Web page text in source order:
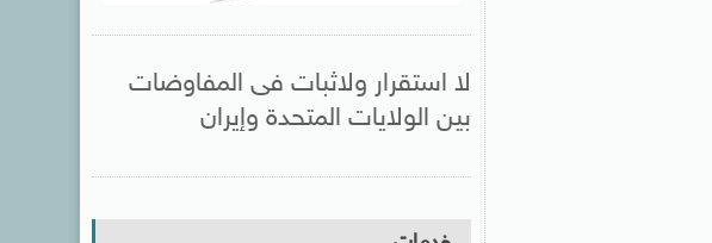
لا استقرار ولاثبات فى المفاوضات
بين الولايات المتحدة وإيران